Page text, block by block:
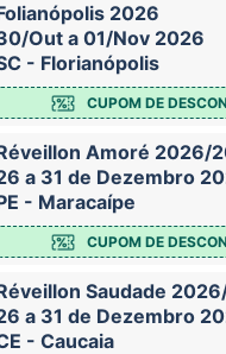
2026
Out a 01/Nov 2026
- Florianópolis
CUPOM DE
Amoré 2026/
a 31 de Dezembro
- Maracaípe
CUPOM DE
Saudade
a 31 de Dezembro
- Caucaia